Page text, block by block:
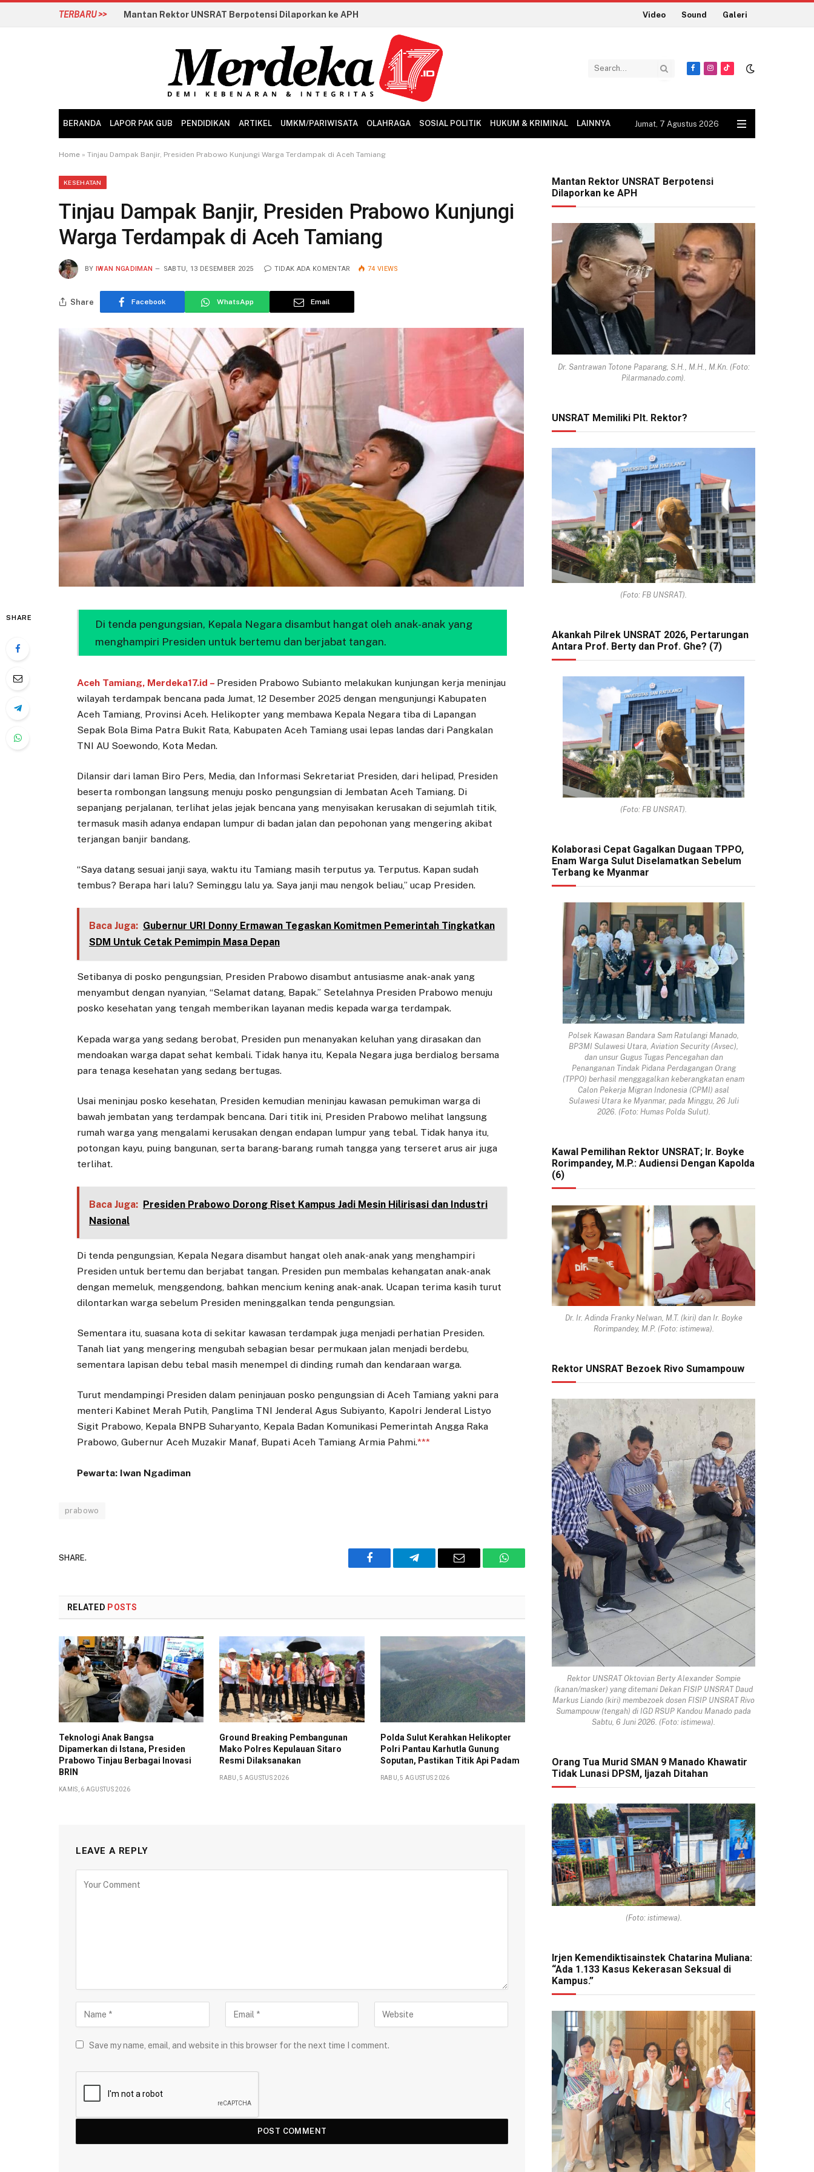
TERBARU >> Video Sound Galeri
Facebook
Instagram
TikTok
BERANDA LAPOR PAK GUB PENDIDIKAN ARTIKEL UMKM/PARIWISATA OLAHRAGA SOSIAL POLITIK HUKUM & KRIMINAL LAINNYA Jumat, 7 Agustus 2026
Home » Tinjau Dampak Banjir, Presiden Prabowo Kunjungi Warga Terdampak di Aceh Tamiang
KESEHATAN
Tinjau Dampak Banjir, Presiden Prabowo Kunjungi
Warga Terdampak di Aceh Tamiang
BY IWAN NGADIMAN SABTU, 13 DESEMBER 2025 TIDAK ADA KOMENTAR 74 VIEWS
Share Facebook WhatsApp Email
SHARE
Di tenda pengungsian, Kepala Negara disambut hangat oleh anak-anak yang
menghampiri Presiden untuk bertemu dan berjabat tangan.
Aceh Tamiang, Merdeka17.id – Presiden Prabowo Subianto melakukan kunjungan kerja meninjau
wilayah terdampak bencana pada Jumat, 12 Desember 2025 dengan mengunjungi Kabupaten
Aceh Tamiang, Provinsi Aceh. Helikopter yang membawa Kepala Negara tiba di Lapangan
Sepak Bola Bima Patra Bukit Rata, Kabupaten Aceh Tamiang usai lepas landas dari Pangkalan
TNI AU Soewondo, Kota Medan.
Dilansir dari laman Biro Pers, Media, dan Informasi Sekretariat Presiden, dari helipad, Presiden
beserta rombongan langsung menuju posko pengungsian di Jembatan Aceh Tamiang. Di
sepanjang perjalanan, terlihat jelas jejak bencana yang menyisakan kerusakan di sejumlah titik,
termasuk masih adanya endapan lumpur di badan jalan dan pepohonan yang mengering akibat
terjangan banjir bandang.
“Saya datang sesuai janji saya, waktu itu Tamiang masih terputus ya. Terputus. Kapan sudah
tembus? Berapa hari lalu? Seminggu lalu ya. Saya janji mau nengok beliau,” ucap Presiden.
Baca Juga: Gubernur URI Donny Ermawan Tegaskan Komitmen Pemerintah Tingkatkan
SDM Untuk Cetak Pemimpin Masa Depan
Setibanya di posko pengungsian, Presiden Prabowo disambut antusiasme anak-anak yang
menyambut dengan nyanyian, “Selamat datang, Bapak.” Setelahnya Presiden Prabowo menuju
posko kesehatan yang tengah memberikan layanan medis kepada warga terdampak.
Kepada warga yang sedang berobat, Presiden pun menanyakan keluhan yang dirasakan dan
mendoakan warga dapat sehat kembali. Tidak hanya itu, Kepala Negara juga berdialog bersama
para tenaga kesehatan yang sedang bertugas.
Usai meninjau posko kesehatan, Presiden kemudian meninjau kawasan pemukiman warga di
bawah jembatan yang terdampak bencana. Dari titik ini, Presiden Prabowo melihat langsung
rumah warga yang mengalami kerusakan dengan endapan lumpur yang tebal. Tidak hanya itu,
potongan kayu, puing bangunan, serta barang-barang rumah tangga yang terseret arus air juga
terlihat.
Baca Juga: Presiden Prabowo Dorong Riset Kampus Jadi Mesin Hilirisasi dan Industri
Nasional
Di tenda pengungsian, Kepala Negara disambut hangat oleh anak-anak yang menghampiri
Presiden untuk bertemu dan berjabat tangan. Presiden pun membalas kehangatan anak-anak
dengan memeluk, menggendong, bahkan mencium kening anak-anak. Ucapan terima kasih turut
dilontarkan warga sebelum Presiden meninggalkan tenda pengungsian.
Sementara itu, suasana kota di sekitar kawasan terdampak juga menjadi perhatian Presiden.
Tanah liat yang mengering mengubah sebagian besar permukaan jalan menjadi berdebu,
sementara lapisan debu tebal masih menempel di dinding rumah dan kendaraan warga.
Turut mendampingi Presiden dalam peninjauan posko pengungsian di Aceh Tamiang yakni para
menteri Kabinet Merah Putih, Panglima TNI Jenderal Agus Subiyanto, Kapolri Jenderal Listyo
Sigit Prabowo, Kepala BNPB Suharyanto, Kepala Badan Komunikasi Pemerintah Angga Raka
Prabowo, Gubernur Aceh Muzakir Manaf, Bupati Aceh Tamiang Armia Pahmi.***
Pewarta: Iwan Ngadiman
prabowo
SHARE.
Facebook Telegram Email WhatsApp
RELATED POSTS
Teknologi Anak Bangsa
Dipamerkan di Istana, Presiden
Prabowo Tinjau Berbagai Inovasi
BRIN
KAMIS, 6 AGUSTUS 2026
Ground Breaking Pembangunan
Mako Polres Kepulauan Sitaro
Resmi Dilaksanakan
RABU, 5 AGUSTUS 2026
Polda Sulut Kerahkan Helikopter
Polri Pantau Karhutla Gunung
Soputan, Pastikan Titik Api Padam
RABU, 5 AGUSTUS 2026
LEAVE A REPLY
Save my name, email, and website in this browser for the next time I comment.
Mantan Rektor UNSRAT Berpotensi
Dilaporkan ke APH
Dr. Santrawan Totone Paparang, S.H., M.H., M.Kn. (Foto:
Pilarmanado.com).
UNSRAT Memiliki Plt. Rektor?
(Foto: FB UNSRAT).
Akankah Pilrek UNSRAT 2026, Pertarungan
Antara Prof. Berty dan Prof. Ghe? (7)
(Foto: FB UNSRAT).
Kolaborasi Cepat Gagalkan Dugaan TPPO,
Enam Warga Sulut Diselamatkan Sebelum
Terbang ke Myanmar
Polsek Kawasan Bandara Sam Ratulangi Manado,
BP3MI Sulawesi Utara, Aviation Security (Avsec),
dan unsur Gugus Tugas Pencegahan dan
Penanganan Tindak Pidana Perdagangan Orang
(TPPO) berhasil menggagalkan keberangkatan enam
Calon Pekerja Migran Indonesia (CPMI) asal
Sulawesi Utara ke Myanmar, pada Minggu, 26 Juli
2026. (Foto: Humas Polda Sulut).
Kawal Pemilihan Rektor UNSRAT; Ir. Boyke
Rorimpandey, M.P.: Audiensi Dengan Kapolda
(6)
Dr. Ir. Adinda Franky Nelwan, M.T. (kiri) dan Ir. Boyke
Rorimpandey, M.P. (Foto: istimewa).
Rektor UNSRAT Bezoek Rivo Sumampouw
Rektor UNSRAT Oktovian Berty Alexander Sompie
(kanan/masker) yang ditemani Dekan FISIP UNSRAT Daud
Markus Liando (kiri) membezoek dosen FISIP UNSRAT Rivo
Sumampouw (tengah) di IGD RSUP Kandou Manado pada
Sabtu, 6 Juni 2026. (Foto: istimewa).
Orang Tua Murid SMAN 9 Manado Khawatir
Tidak Lunasi DPSM, Ijazah Ditahan
(Foto: istimewa).
Irjen Kemendiktisainstek Chatarina Muliana:
“Ada 1.133 Kasus Kekerasan Seksual di
Kampus.”